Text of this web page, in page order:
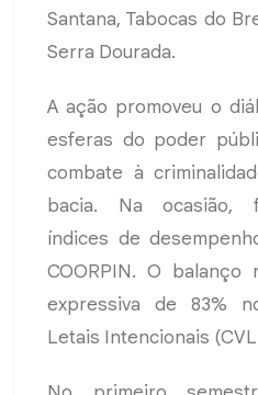
Santana, Tabocas do
Serra Dourada.
A ação promoveu o
esferas do poder
combate à
bacia. Na ocasião,
índices de
COORPIN. O balanço
expressiva de 83%
Letais Intencionais